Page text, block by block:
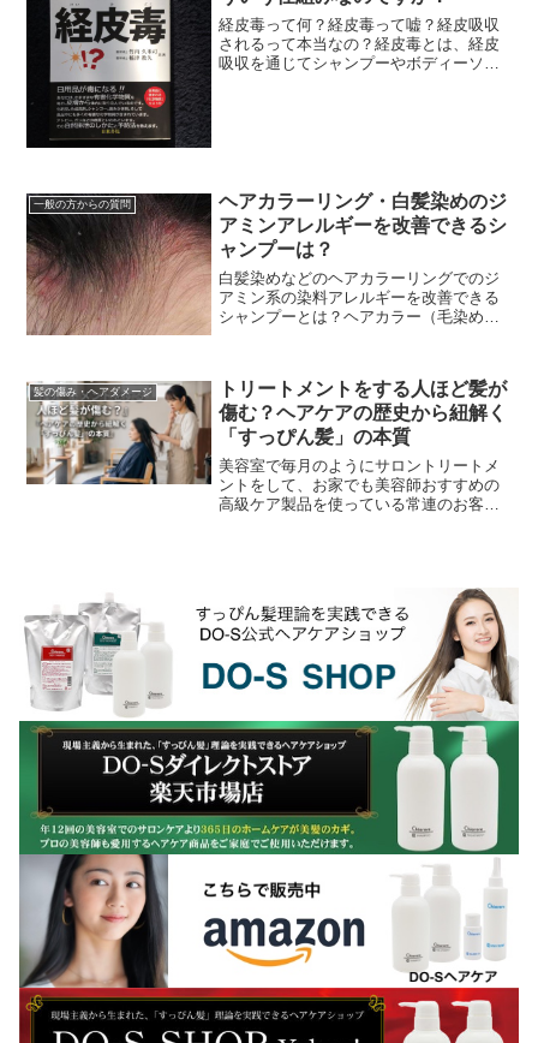
経皮毒って何？経皮毒って嘘？経皮吸収
されるって本当なの？経皮毒とは、経皮
吸収を通じてシャンプーやボディーソー
一般の方からの質問
ヘアカラーリング・白髪染めのジ
アミンアレルギーを改善できるシ
ャンプーは？
白髪染めなどのヘアカラーリングでのジ
アミン系の染料アレルギーを改善できる
シャンプーとは？ヘアカラー（毛染め）
髪の傷み・ヘアダメージ
トリートメントをする人ほど髪が
傷む？ヘアケアの歴史から紐解く
「すっぴん髪」の本質
美容室で毎月のようにサロントリートメ
ントをして、お家でも美容師おすすめの
高級ケア製品を使っている常連のお客